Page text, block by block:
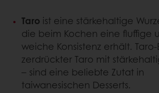
Taro ist eine stärkehaltige
die beim Kochen eine fluffige
weiche Konsistenz erhält.
zerdrückter Taro mit
– sind eine beliebte Zutat in
taiwanesischen Desserts.